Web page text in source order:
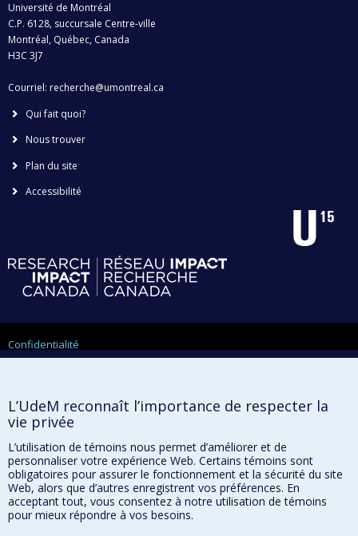
Université de Montréal
C.P. 6128, succursale Centre-ville
Montréal, Québec, Canada
H3C 3J7
Courriel: recherche@umontreal.ca
Qui fait quoi?
Nous trouver
Plan du site
Accessibilité
Confidentialité
Montréal
L’UdeM reconnaît l’importance de respecter la
vie privée
L’utilisation de témoins nous permet d’améliorer et de
personnaliser votre expérience Web. Certains témoins sont
obligatoires pour assurer le fonctionnement et la sécurité du site
Web, alors que d’autres enregistrent vos préférences. En
acceptant tout, vous consentez à notre utilisation de témoins
pour mieux répondre à vos besoins.